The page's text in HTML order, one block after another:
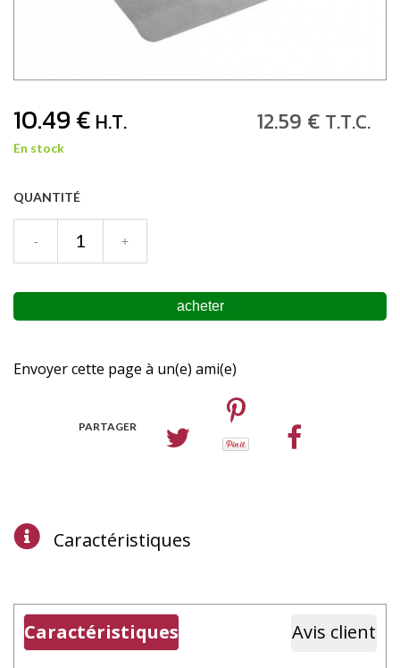
10.49€ H.T. 12.59 € T.T.C.
En stock
QUANTITÉ
Envoyer cette page à un(e) ami(e)
PARTAGER
Caractéristiques
Caractéristiques Avis client